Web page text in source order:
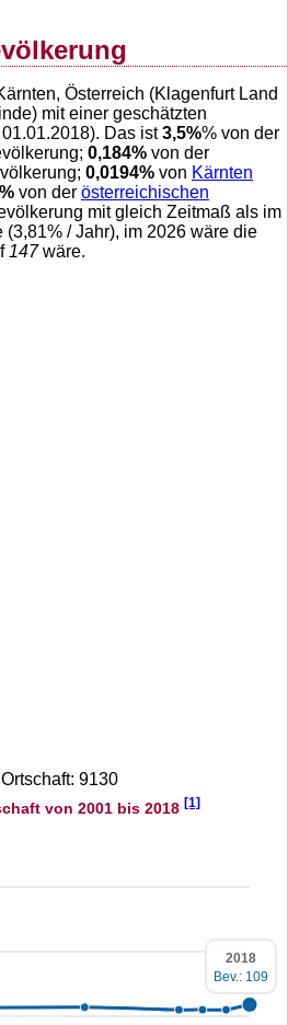
Österreich (Klagenfurt Land
mit einer geschätzten
01.01.2018). Das ist3,5%% von der
0,184% von der
0,0194% von Kärnten
% von der österreichischen
mit gleich Zeitmaß als im
(3,81% / Jahr), im 2026 wäre die
147wäre.
9130
von 2001 bis 2018 [1]
2018
Bev.: 109